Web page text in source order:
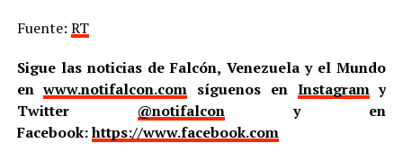
Fuente: RT
Sigue las noticias de Falcón, Venezuela y el Mundo
enwww.notifalcon.com síguenos en Instagramy
Twitter @notifalcony en
Facebook:https://www.facebook.com